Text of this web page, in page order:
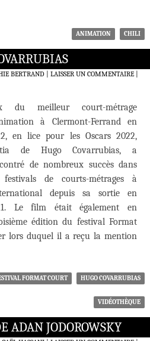
ANIMATION CHILI
BERTRAND LAISSER UN COMMENTAIRE|
du meilleur court-métrage
à Clermont-Ferrand en
en lice pour les Oscars 2022,
de Hugo Covarrubias, a
de nombreux succès dans
festivals de courts-métrages à
depuis sa sortie en
Le film était également en
édition du festival Format
lors duquel il a reçu la mention
FORMAT COURT HUGO COVARRUBIAS
VIDÉOTHÈQUE
ADAN JODOROWSKY